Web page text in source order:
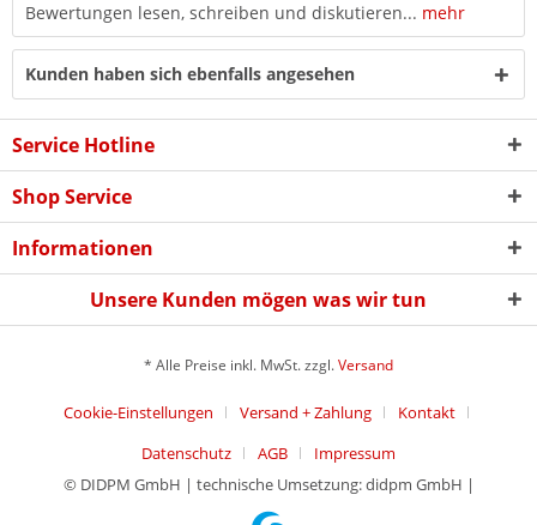
Bewertungen lesen, schreiben und diskutieren... mehr
Kunden haben sich ebenfalls angesehen
Service Hotline
Shop Service
Informationen
Unsere Kunden mögen was wir tun
* Alle Preise inkl. MwSt. zzgl.Versand
Cookie-Einstellungen Versand + Zahlung
Kontakt
Datenschutz
AGB
Impressum
© DIDPM GmbH | technische Umsetzung: didpm GmbH |